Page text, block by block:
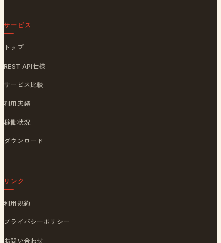
サービス
トップ
REST API仕様
サービス比較
利用実績
稼働状況
ダウンロード
リンク
利用規約
プライバシーポリシー
お問い合わせ